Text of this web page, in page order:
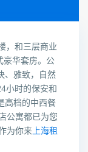
，和三层商业
豪华套房。公
、雅致，自然
小时的保安和
高档的中西餐
公寓都已为您
为你来上海租